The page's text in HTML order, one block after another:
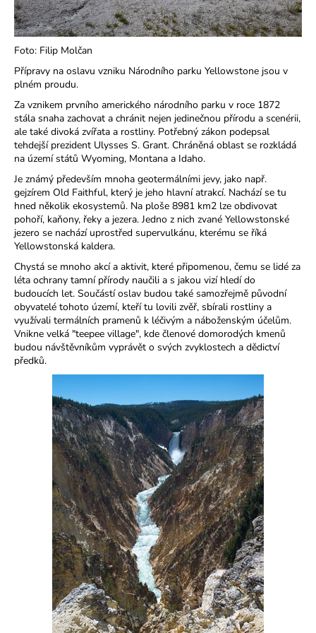
Foto: Filip Molčan
Přípravy na oslavu vzniku Národního parku Yellowstone jsou v
plném proudu.
Za vznikem prvního amerického národního parku v roce 1872
stála snaha zachovat a chránit nejen jedinečnou přírodu a scenérii,
ale také divoká zvířata a rostliny. Potřebný zákon podepsal
tehdejší prezident Ulysses S. Grant. Chráněná oblast se rozkládá
na území států Wyoming, Montana a Idaho.
Je známý především mnoha geotermálními jevy, jako např.
gejzírem Old Faithful, který je jeho hlavní atrakcí. Nachází se tu
hned několik ekosystemů. Na ploše 8981 km2 lze obdivovat
pohoří, kaňony, řeky a jezera. Jedno z nich zvané Yellowstonské
jezero se nachází uprostřed supervulkánu, kterému se říká
Yellowstonská kaldera.
Chystá se mnoho akcí a aktivit, které připomenou, čemu se lidé za
léta ochrany tamní přírody naučili a s jakou vizí hledí do
budoucích let. Součástí oslav budou také samozřejmě původní
obyvatelé tohoto území, kteří tu lovili zvěř, sbírali rostliny a
využívali termálních pramenů k léčivým a náboženským účelům.
Vnikne velká "teepee village", kde členové domorodých kmenů
budou návštěvníkům vyprávět o svých zvyklostech a dědictví
předků.
a
j
í
t
?
HLEDAT
D
o
o
r
u
č
u
j
e